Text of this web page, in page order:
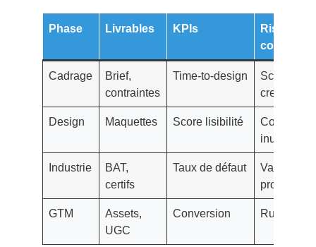
Phase Livrables KPIs
Risques à
contrôler
Cadrage
Brief,
contraintes
Time‑to‑design
Scope
creep
Design Maquettes Score lisibilité
inutile
Industrie
BAT,
certifs
Taux de défaut
Variabilité
prod
GTM
Assets,
UGC
Conversion Ruptures